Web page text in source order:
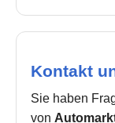
Kontakt
Sie haben
von